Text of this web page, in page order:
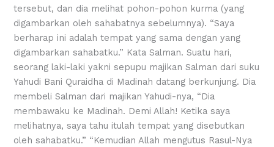
tersebut, dan dia melihat pohon-pohon kurma (yang
digambarkan oleh sahabatnya sebelumnya). “Saya
berharap ini adalah tempat yang sama dengan yang
digambarkan sahabatku.” Kata Salman. Suatu hari,
seorang laki-laki yakni sepupu majikan Salman dari suku
Yahudi Bani Quraidha di Madinah datang berkunjung. Dia
membeli Salman dari majikan Yahudi-nya, “Dia
membawaku ke Madinah. Demi Allah! Ketika saya
melihatnya, saya tahu itulah tempat yang disebutkan
oleh sahabatku.” “Kemudian Allah mengutus Rasul-Nya